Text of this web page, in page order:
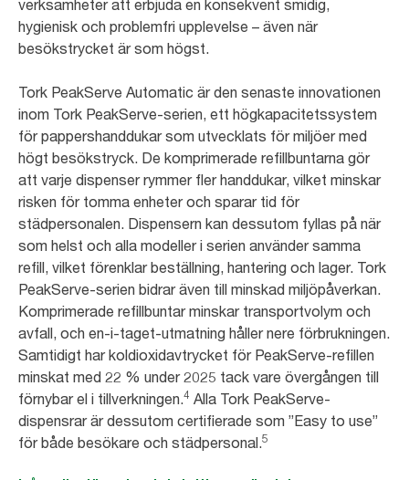
verksamheter att erbjuda en konsekvent smidig,
hygienisk och problemfri upplevelse – även när
besökstrycket är som högst.
Tork PeakServe Automatic är den senaste innovationen
inom Tork PeakServe-serien, ett högkapacitetssystem
för pappershanddukar som utvecklats för miljöer med
högt besökstryck. De komprimerade refillbuntarna gör
att varje dispenser rymmer fler handdukar, vilket minskar
risken för tomma enheter och sparar tid för
städpersonalen. Dispensern kan dessutom fyllas på när
som helst och alla modeller i serien använder samma
refill, vilket förenklar beställning, hantering och lager. Tork
PeakServe-serien bidrar även till minskad miljöpåverkan.
Komprimerade refillbuntar minskar transportvolym och
avfall, och en-i-taget-utmatning håller nere förbrukningen.
Samtidigt har koldioxidavtrycket för PeakServe-refillen
minskat med 22 % under 2025 tack vare övergången till
förnybar el i tillverkningen.4 Alla Tork PeakServe-
dispensrar är dessutom certifierade som ”Easy to use”
för både besökare och städpersonal.5